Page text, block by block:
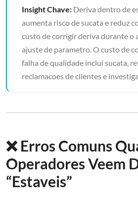
Insight Chave: Deriva dentro de
aumenta risco de sucata e reduz
custo de corrigir deriva durante o
ajuste de parametro. O custo de
falha de qualidade inclui sucata,
reclamacoes de clientes e
❌ Erros Comuns
Operadores Veem
“Estaveis”